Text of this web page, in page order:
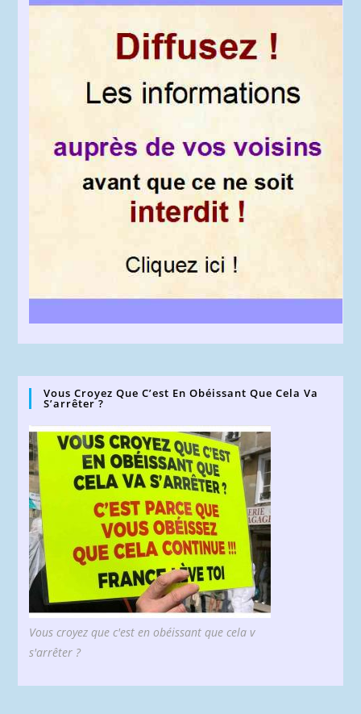
Vous Croyez Que C’est En Obéissant Que Cela Va
S’arrêter ?
Vous croyez que c'est en obéissant que cela v
s'arrêter ?